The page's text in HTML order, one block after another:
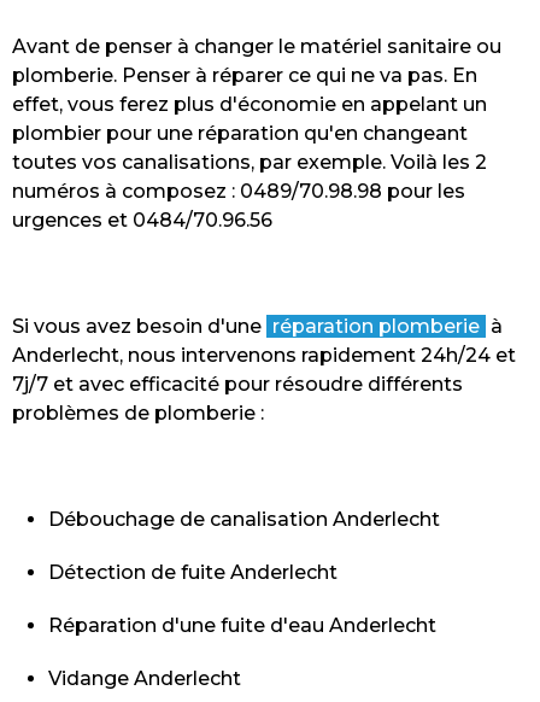
Avant de penser à changer le matériel sanitaire ou
plomberie. Penser à réparer ce qui ne va pas. En
effet, vous ferez plus d'économie en appelant un
plombier pour une réparation qu'en changeant
toutes vos canalisations, par exemple. Voilà les 2
numéros à composez : 0489/70.98.98 pour les
urgences et 0484/70.96.56
Si vous avez besoin d'une réparation plomberie à
Anderlecht, nous intervenons rapidement 24h/24 et
7j/7 et avec efficacité pour résoudre différents
problèmes de plomberie :
Débouchage de canalisation Anderlecht
Détection de fuite Anderlecht
Réparation d'une fuite d'eau Anderlecht
Vidange Anderlecht